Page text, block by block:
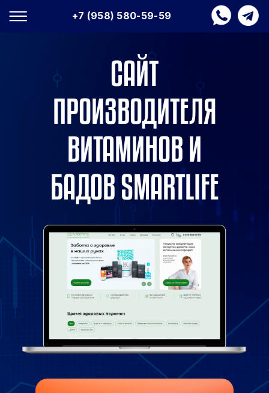
+7 (958) 580-59-59
САЙТ
ПРОИЗВОДИТЕЛЯ
ВИТАМИНОВ И
БАДОВ SMARTLIFE